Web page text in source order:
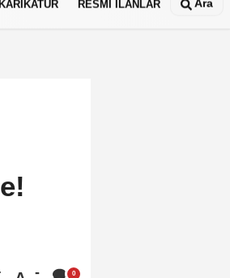
KARİKATÜR RESMİ İLANLAR Ara